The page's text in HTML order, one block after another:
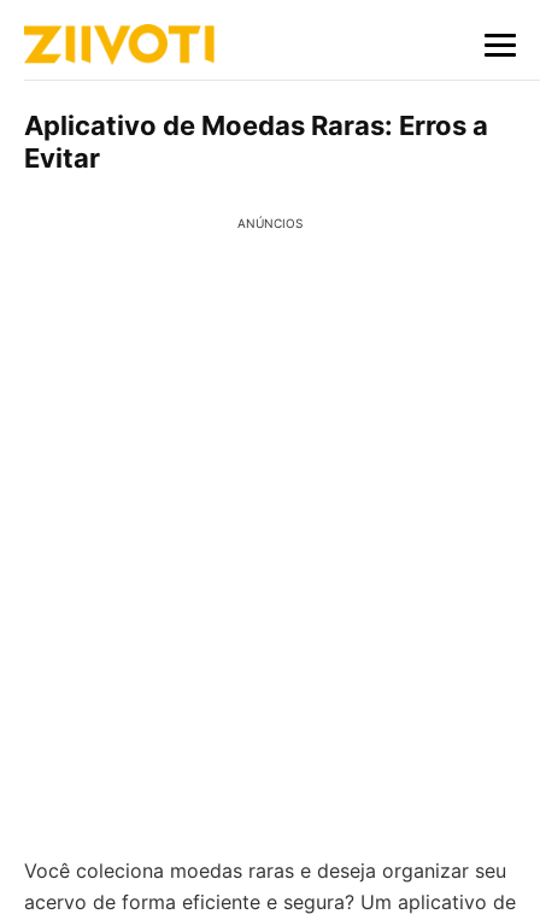
Aplicativo de Moedas Raras: Erros a
Evitar
ANÚNCIOS
Você coleciona moedas raras e deseja organizar seu
acervo de forma eficiente e segura? Um aplicativo de